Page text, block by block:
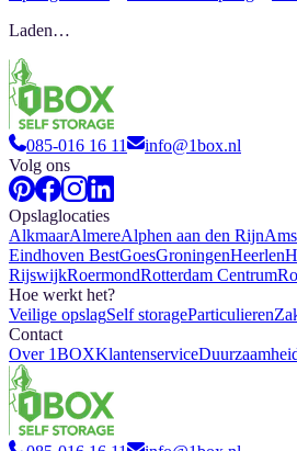
Laden…
085-016 16 11
info@1box.nl
Volg ons
Opslaglocaties
AlkmaarAlmereAlphen aan den Rijn
Eindhoven BestGoesGroningenHeerlen
RijswijkRoermondRotterdam Centrum
Hoe werkt het?
Veilige opslagSelf storageParticulieren
Contact
Over 1BOXKlantenservice